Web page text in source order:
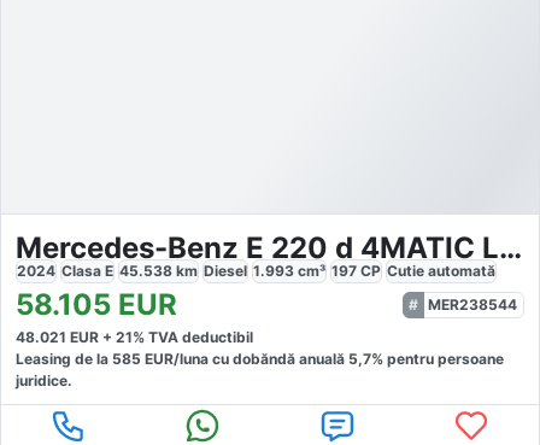
Mercedes-Benz E 220 d 4MATIC Limousine AMG
2024 Clasa E 45.538 km Diesel 1.993 cm³ 197 CP Cutie automată
58.105 EUR
MER238544
48.021 EUR + 21% TVA deductibil
Leasing de la 585 EUR/luna cu dobăndă anuală 5,7% pentru persoane
juridice.